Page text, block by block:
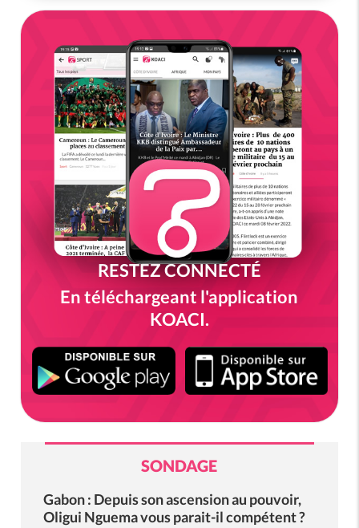
RESTEZ CONNECTÉ
En téléchargeant l'application
KOACI.
SONDAGE
Gabon : Depuis son ascension au pouvoir,
Oligui Nguema vous parait-il compétent ?